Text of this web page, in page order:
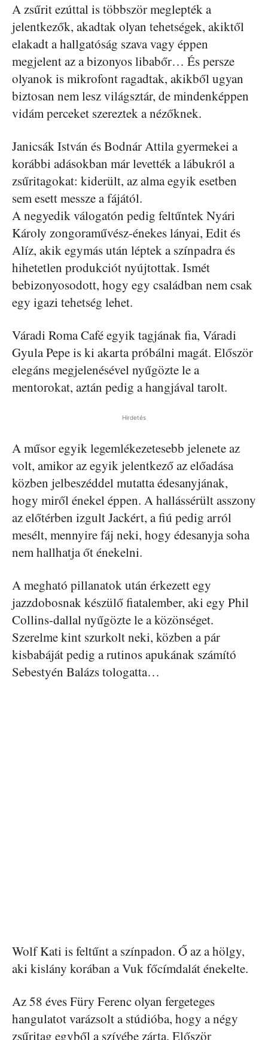
A zsűrit ezúttal is többször meglepték a
jelentkezők, akadtak olyan tehetségek, akiktől
elakadt a hallgatóság szava vagy éppen
megjelent az a bizonyos libabőr… És persze
olyanok is mikrofont ragadtak, akikből ugyan
biztosan nem lesz világsztár, de mindenképpen
vidám perceket szereztek a nézőknek.
Janicsák István és Bodnár Attila gyermekei a
korábbi adásokban már levették a lábukról a
zsűritagokat: kiderült, az alma egyik esetben
sem esett messze a fájától.
A negyedik válogatón pedig feltűntek Nyári
Károly zongoraművész-énekes lányai, Edit és
Alíz, akik egymás után léptek a színpadra és
hihetetlen produkciót nyújtottak. Ismét
bebizonyosodott, hogy egy családban nem csak
egy igazi tehetség lehet.
Váradi Roma Café egyik tagjának fia, Váradi
Gyula Pepe is ki akarta próbálni magát. Először
elegáns megjelenésével nyűgözte le a
mentorokat, aztán pedig a hangjával tarolt.
Hirdetés
A műsor egyik legemlékezetesebb jelenete az
volt, amikor az egyik jelentkező az előadása
közben jelbeszéddel mutatta édesanyjának,
hogy miről énekel éppen. A hallássérült asszony
az előtérben izgult Jackért, a fiú pedig arról
mesélt, mennyire fáj neki, hogy édesanyja soha
nem hallhatja őt énekelni.
A megható pillanatok után érkezett egy
jazzdobosnak készülő fiatalember, aki egy Phil
Collins-dallal nyűgözte le a közönséget.
Szerelme kint szurkolt neki, közben a pár
kisbabáját pedig a rutinos apukának számító
Sebestyén Balázs tologatta…
Wolf Kati is feltűnt a színpadon. Ő az a hölgy,
aki kislány korában a Vuk főcímdalát énekelte.
Az 58 éves Füry Ferenc olyan fergeteges
hangulatot varázsolt a stúdióba, hogy a négy
zsűritag egyből a szívébe zárta. Először